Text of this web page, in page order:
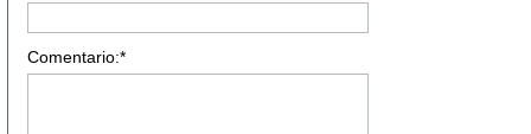
Comentario:*